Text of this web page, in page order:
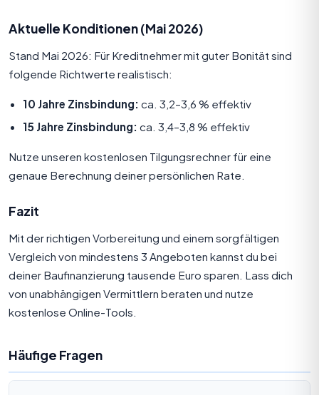
Aktuelle Konditionen (Mai 2026)
Stand Mai 2026: Für Kreditnehmer mit guter Bonität sind
folgende Richtwerte realistisch:
10 Jahre Zinsbindung: ca. 3,2–3,6 % effektiv
15 Jahre Zinsbindung: ca. 3,4–3,8 % effektiv
Nutze unseren kostenlosen Tilgungsrechner für eine
genaue Berechnung deiner persönlichen Rate.
Fazit
Mit der richtigen Vorbereitung und einem sorgfältigen
Vergleich von mindestens 3 Angeboten kannst du bei
deiner Baufinanzierung tausende Euro sparen. Lass dich
von unabhängigen Vermittlern beraten und nutze
kostenlose Online-Tools.
Häufige Fragen